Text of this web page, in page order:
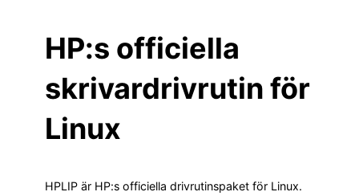
HP:s officiella
skrivardrivrutin för
Linux
HPLIP är HP:s officiella drivrutinspaket för Linux.